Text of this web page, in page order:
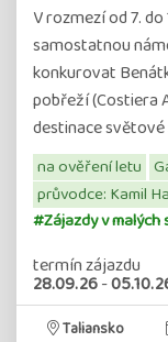
V rozmezí od 7.
samostatnou
konkurovat
pobřeží (Costiera
destinace
na ověření letu
průvodce: Kamil
#Zájazdy v malých
termín zájazdu
28.09.26-
Taliansko